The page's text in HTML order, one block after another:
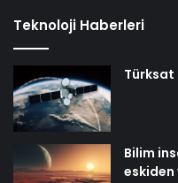
Teknoloji Haberleri
Türksat
Bilim
eskiden